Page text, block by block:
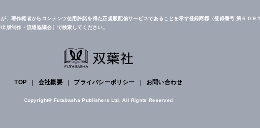
、著作権者からコンテンツ使用許諾を得た正規版配信サービスであることを示す登録商標（登録番号 第６０９１
版制作・流通協議会］で検索してください。
TOP 会社概要 プライバシーポリシー お問い合わせ
Copyright© Futabasha Publishers Ltd. All Rights Reserved